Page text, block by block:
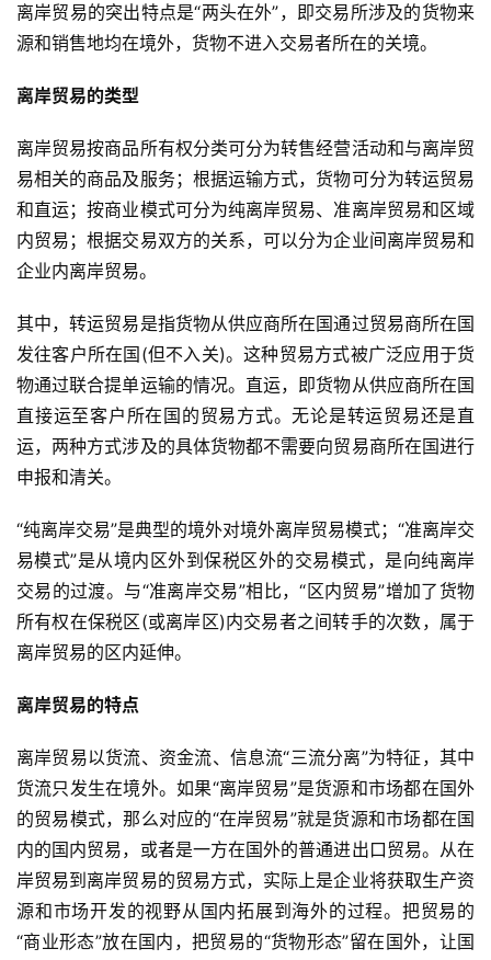
首
页
全
球
开
店
跨
境
百
科
媒
销
跨
境
导
航
离岸贸易的突出特点是“两头在外”，即交易所涉及的货物来
源和销售地均在境外，货物不进入交易者所在的关境。
离岸贸易的类型
离岸贸易按商品所有权分类可分为转售经营活动和与离岸贸
易相关的商品及服务；根据运输方式，货物可分为转运贸易
和直运；按商业模式可分为纯离岸贸易、准离岸贸易和区域
内贸易；根据交易双方的关系，可以分为企业间离岸贸易和
企业内离岸贸易。
其中，转运贸易是指货物从供应商所在国通过贸易商所在国
发往客户所在国(但不入关)。这种贸易方式被广泛应用于货
物通过联合提单运输的情况。直运，即货物从供应商所在国
直接运至客户所在国的贸易方式。无论是转运贸易还是直
运，两种方式涉及的具体货物都不需要向贸易商所在国进行
申报和清关。
“纯离岸交易”是典型的境外对境外离岸贸易模式；“准离岸交
易模式”是从境内区外到保税区外的交易模式，是向纯离岸
交易的过渡。与“准离岸交易”相比，“区内贸易”增加了货物
所有权在保税区(或离岸区)内交易者之间转手的次数，属于
离岸贸易的区内延伸。
离岸贸易的特点
离岸贸易以货流、资金流、信息流“三流分离”为特征，其中
货流只发生在境外。如果“离岸贸易”是货源和市场都在国外
的贸易模式，那么对应的“在岸贸易”就是货源和市场都在国
内的国内贸易，或者是一方在国外的普通进出口贸易。从在
岸贸易到离岸贸易的贸易方式，实际上是企业将获取生产资
源和市场开发的视野从国内拓展到海外的过程。把贸易的
“商业形态”放在国内，把贸易的“货物形态”留在国外，让国